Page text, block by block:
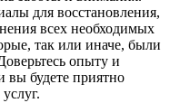
для восстановления,
всех необходимых
так или иначе, были
опыту и
будете приятно